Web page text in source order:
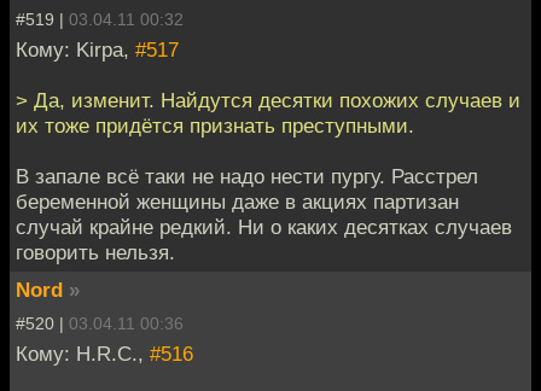
#519 | 03.04.11 00:32
Кому: Kirpa, #517
> Да, изменит. Найдутся десятки похожих случаев и
их тоже придётся признать преступными.
В запале всё таки не надо нести пургу. Расстрел
беременной женщины даже в акциях партизан
случай крайне редкий. Ни о каких десятках случаев
говорить нельзя.
Nord »
#520 | 03.04.11 00:36
Кому: H.R.C., #516